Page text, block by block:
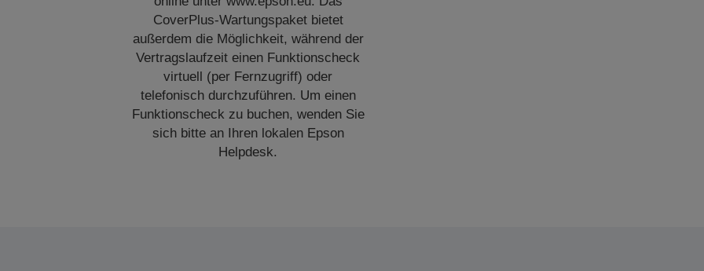
CoverPlus-Wartungspaket bietet
außerdem die Möglichkeit, während der
Vertragslaufzeit einen Funktionscheck
virtuell (per Fernzugriff) oder
telefonisch durchzuführen. Um einen
Funktionscheck zu buchen, wenden Sie
sich bitte an Ihren lokalen Epson
Helpdesk.